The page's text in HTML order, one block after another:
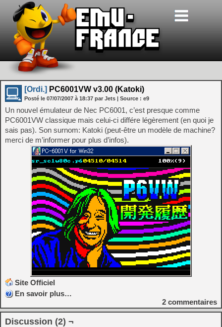
[Ordi.] PC6001VW v3.00 (Katoki)
Posté le 07/07/2007 à 18:37 par Jets | Source : e9
Un nouvel émulateur de Nec PC6001, c’est presque comme
PC6001VW classique mais celui-ci différe légèrement (en quoi je
sais pas). Son surnom: Katoki (peut-être un modèle de machine?
merci de m’informer pour plus d’infos).
Site Officiel
En savoir plus…
2 commentaires
Discussion (2) ¬